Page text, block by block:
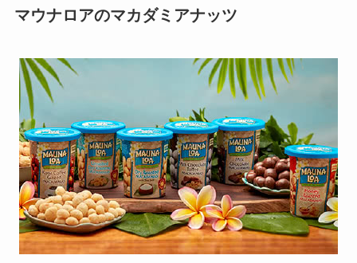
マウナロアのマカダミアナッツ